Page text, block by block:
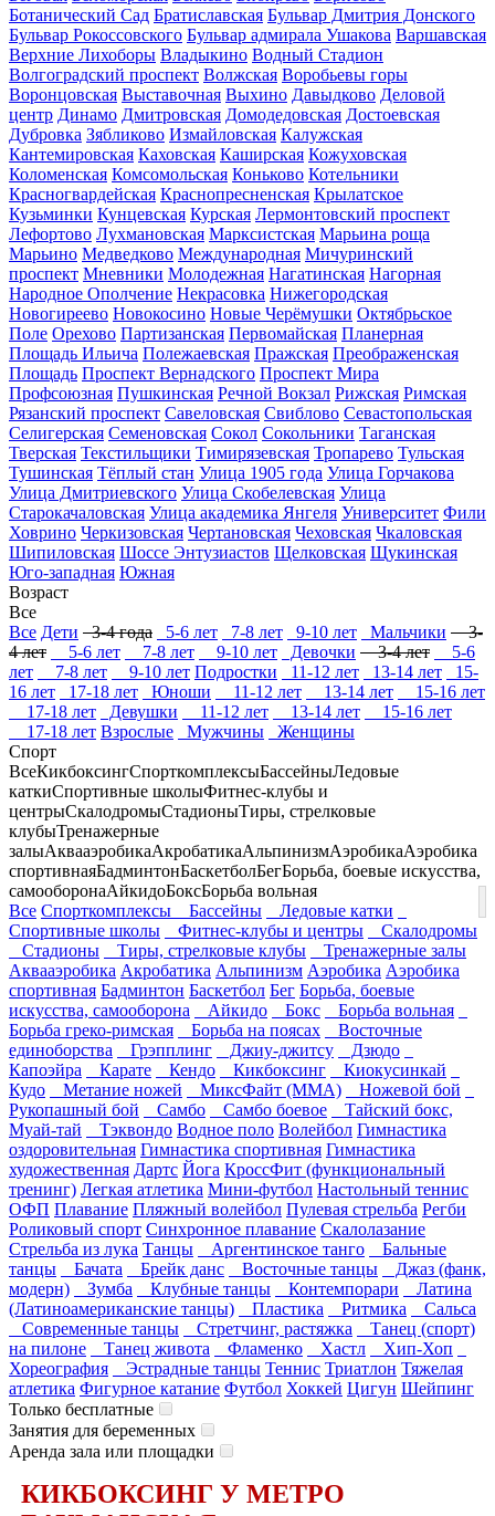
Ботанический Сад Братиславская Бульвар Дмитрия Донского
Бульвар Рокоссовского Бульвар адмирала Ушакова Варшавская
Верхние Лихоборы Владыкино Водный Стадион
Волгоградский проспект Волжская Воробьевы горы
Воронцовская Выставочная Выхино Давыдково Деловой
центр Динамо Дмитровская Домодедовская Достоевская
Дубровка Зябликово Измайловская Калужская
Кантемировская Каховская Каширская Кожуховская
Коломенская Комсомольская Коньково Котельники
Красногвардейская Краснопресненская Крылатское
Кузьминки Кунцевская Курская Лермонтовский проспект
Лефортово Лухмановская Марксистская Марьина роща
Марьино Медведково Международная Мичуринский
проспект Мневники Молодежная Нагатинская Нагорная
Народное Ополчение Некрасовка Нижегородская
Новогиреево Новокосино Новые Черёмушки Октябрьское
Поле Орехово Партизанская Первомайская Планерная
Площадь Ильича Полежаевская Пражская Преображенская
Площадь Проспект Вернадского Проспект Мира
Профсоюзная Пушкинская Речной Вокзал Рижская Римская
Рязанский проспект Савеловская Свиблово Севастопольская
Селигерская Семеновская Сокол Сокольники Таганская
Тверская Текстильщики Тимирязевская Тропарево Тульская
Тушинская Тёплый стан Улица 1905 года Улица Горчакова
Улица Дмитриевского Улица Скобелевская Улица
Старокачаловская Улица академика Янгеля Университет Фили
Ховрино Черкизовская Чертановская Чеховская Чкаловская
Шипиловская Шоссе Энтузиастов Щелковская Щукинская
Юго-западная Южная
Возраст
Все
Все Дети 3-4 года 5-6 лет 7-8 лет 9-10 лет Мальчики 3-
4 лет
5-6 лет 7-8 лет 9-10 лет Девочки 3-4 лет
5-6
лет
7-8 лет 9-10 лет Подростки 11-12 лет 13-14 лет
15-
16 лет
17-18 лет Юноши 11-12 лет 13-14 лет
15-16 лет
17-18 лет
Девушки 11-12 лет 13-14 лет
15-16 лет
17-18 лет Взрослые Мужчины
Женщины
Спорт
ВсеКикбоксингСпорткомплексыБассейныЛедовые
каткиСпортивные школыФитнес-клубы и
центрыСкалодромыСтадионыТиры, стрелковые
клубыТренажерные
залыАквааэробикаАкробатикаАльпинизмАэробикаАэробика
спортивнаяБадминтонБаскетболБегБорьба, боевые искусства,
самооборонаАйкидоБоксБорьба вольная
Все Спорткомплексы Бассейны
Ледовые катки
Спортивные школы
Фитнес-клубы и центры
Скалодромы
Стадионы
Тиры, стрелковые клубы
Тренажерные залы
Аквааэробика Акробатика Альпинизм Аэробика Аэробика
спортивная Бадминтон Баскетбол Бег Борьба, боевые
искусства, самооборона
Айкидо Бокс
Борьба вольная
Борьба греко-римская
Борьба на поясах
Восточные
единоборства
Грэпплинг Джиу-джитсу
Дзюдо
Капоэйра
Карате Кендо Кикбоксинг
Киокусинкай
Кудо
Метание ножей МиксФайт (ММА)
Ножевой бой
Рукопашный бой
Самбо Самбо боевое
Тайский бокс,
Муай-тай
Тэквондо Водное поло Волейбол Гимнастика
оздоровительная Гимнастика спортивная Гимнастика
художественная Дартс Йога КроссФит (функциональный
тренинг) Легкая атлетика Мини-футбол Настольный теннис
ОФП Плавание Пляжный волейбол Пулевая стрельба Регби
Роликовый спорт Синхронное плавание Скалолазание
Стрельба из лука Танцы Аргентинское танго
Бальные
танцы
Бачата Брейк данс Восточные танцы
Джаз (фанк,
модерн)
Зумба Клубные танцы Контемпорари
Латина
(Латиноамериканские танцы)
Пластика Ритмика
Сальса
Современные танцы
Стретчинг, растяжка
Танец (спорт)
на пилоне
Танец живота Фламенко Хастл
Хип-Хоп
Хореография
Эстрадные танцы Теннис Триатлон Тяжелая
атлетика Фигурное катание Футбол Хоккей Цигун Шейпинг
Только бесплатные
Занятия для беременных
Аренда зала или площадки
КИКБОКСИНГ У МЕТРО